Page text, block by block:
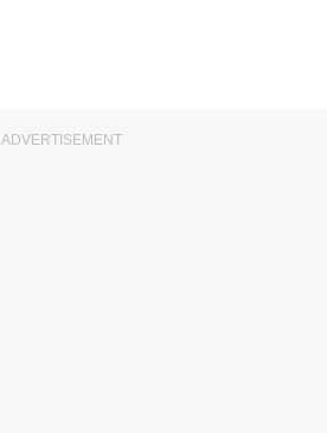
ADVERTISEMENT